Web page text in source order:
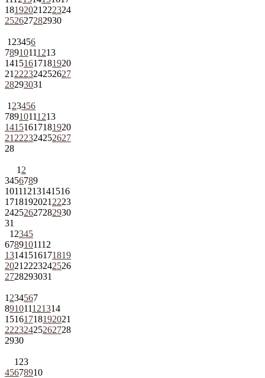
18192021 222324
252627282930
1 23456
78910111213
14151617181920
21 222324252627
28293031
1 23456
78910111213
14151617181920
21 222324252627
28
1 2
3456789
10111213141516
1718192021 2223
24252627282930
31
1 2345
6789101112
13141516171819
2021 2223242526
2728293031
1 234567
891011121314
15161718192021
22232425262728
2930
1 23
45678910